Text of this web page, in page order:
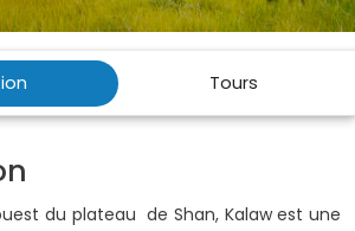
Tours
du plateau de Shan, Kalaw est une